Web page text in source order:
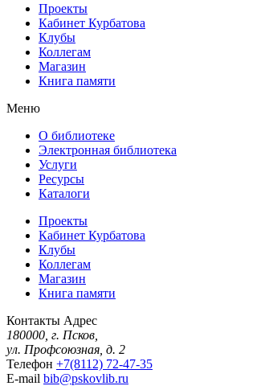
Проекты
Кабинет Курбатова
Клубы
Коллегам
Магазин
Книга памяти
Меню
О библиотеке
Электронная библиотека
Услуги
Ресурсы
Каталоги
Проекты
Кабинет Курбатова
Клубы
Коллегам
Магазин
Книга памяти
Контакты Адрес
180000, г. Псков,
ул. Профсоюзная, д. 2
Телефон +7(8112) 72-47-35
E-mail bib@pskovlib.ru